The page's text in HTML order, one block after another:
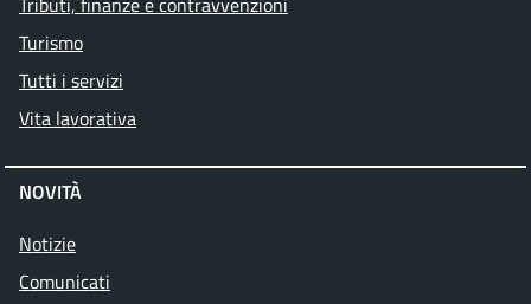
Turismo
Tutti i servizi
Vita lavorativa
NOVITÀ
Notizie
Comunicati